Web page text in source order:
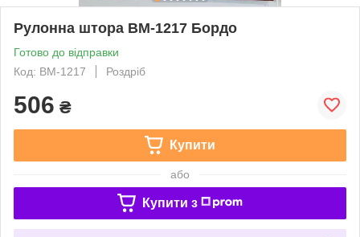
Рулонна штора ВМ-1217 Бордо
Готово до відправки
Код: ВМ-1217
Роздріб
506 ₴
Купити
або
Купити з